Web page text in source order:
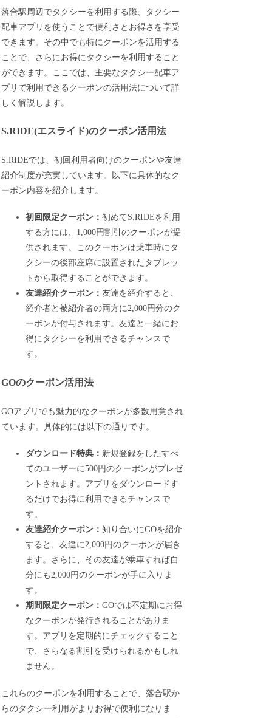
落合駅周辺でタクシーを利用する際、タクシー
配車アプリを使うことで便利さとお得さを享受
できます。その中でも特にクーポンを活用する
ことで、さらにお得にタクシーを利用すること
ができます。ここでは、主要なタクシー配車ア
プリで利用できるクーポンの活用法について詳
しく解説します。
S.RIDE(エスライド)のクーポン活用法
S.RIDEでは、初回利用者向けのクーポンや友達
紹介制度が充実しています。以下に具体的なク
ーポン内容を紹介します。
初回限定クーポン：初めてS.RIDEを利用
する方には、1,000円割引のクーポンが提
供されます。このクーポンは乗車時にタ
クシーの後部座席に設置されたタブレッ
トから取得することができます。
友達紹介クーポン：友達を紹介すると、
紹介者と被紹介者の両方に2,000円分のク
ーポンが付与されます。友達と一緒にお
得にタクシーを利用できるチャンスで
す。
GOのクーポン活用法
GOアプリでも魅力的なクーポンが多数用意され
ています。具体的には以下の通りです。
ダウンロード特典： 新規登録をしたすべ
てのユーザーに500円のクーポンがプレゼ
ントされます。アプリをダウンロードす
るだけでお得に利用できるチャンスで
す。
友達紹介クーポン：知り合いにGOを紹介
すると、友達に2,000円のクーポンが届き
ます。さらに、その友達が乗車すれば自
分にも2,000円のクーポンが手に入りま
す。
期間限定クーポン：GOでは不定期にお得
なクーポンが発行されることがありま
す。アプリを定期的にチェックすること
で、さらなる割引を受けられるかもしれ
ません。
これらのクーポンを利用することで、落合駅か
らのタクシー利用がよりお得で便利になりま